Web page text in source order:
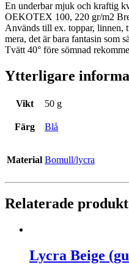
En underbar mjuk och kraftig
OEKOTEX 100, 220 gr/m2
Används till ex. toppar, linnen,
mera, det är bara fantasin som
Tvätt 40° före sömnad
Ytterligare
Vikt 50 g
Färg Blå
Material Bomull/lycra
Relaterade
Lycra Beige